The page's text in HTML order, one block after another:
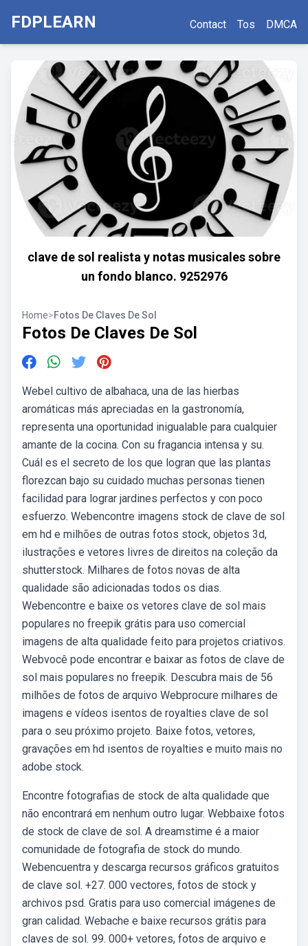
FDPLEARN Contact Tos DMCA
clave de sol realista y notas musicales sobre
un fondo blanco. 9252976
Home>Fotos De Claves De Sol
Fotos De Claves De Sol
Webel cultivo de albahaca, una de las hierbas
aromáticas más apreciadas en la gastronomía,
representa una oportunidad inigualable para cualquier
amante de la cocina. Con su fragancia intensa y su.
Cuál es el secreto de los que logran que las plantas
florezcan bajo su cuidado muchas personas tienen
facilidad para lograr jardines perfectos y con poco
esfuerzo. Webencontre imagens stock de clave de sol
em hd e milhões de outras fotos stock, objetos 3d,
ilustrações e vetores livres de direitos na coleção da
shutterstock. Milhares de fotos novas de alta
qualidade são adicionadas todos os dias.
Webencontre e baixe os vetores clave de sol mais
populares no freepik grátis para uso comercial
imagens de alta qualidade feito para projetos criativos.
Webvocê pode encontrar e baixar as fotos de clave de
sol mais populares no freepik. Descubra mais de 56
milhões de fotos de arquivo Webprocure milhares de
imagens e vídeos isentos de royalties clave de sol
para o seu próximo projeto. Baixe fotos, vetores,
gravações em hd isentos de royalties e muito mais no
adobe stock.
Encontre fotografias de stock de alta qualidade que
não encontrará em nenhum outro lugar. Webbaixe fotos
de stock de clave de sol. A dreamstime é a maior
comunidade de fotografia de stock do mundo.
Webencuentra y descarga recursos gráficos gratuitos
de clave sol. +27. 000 vectores, fotos de stock y
archivos psd. Gratis para uso comercial imágenes de
gran calidad. Webache e baixe recursos grátis para
claves de sol. 99. 000+ vetores, fotos de arquivo e